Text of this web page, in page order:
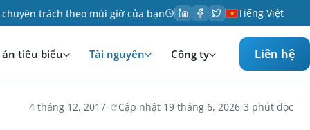
trách theo múi giờ của bạn Tiếng Việt
tiêu biểu Tài nguyên Công ty Liên hệ
4 tháng 12, 2017· Cập nhật 19 tháng 6, 2026·3 phút đọc